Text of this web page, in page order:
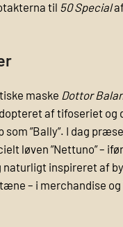
til 50 Special
maske Dottor
af tifoseriet og
som ”Bally”. I dag
løven ”Nettuno” –
naturligt inspireret af
– i merchandise og